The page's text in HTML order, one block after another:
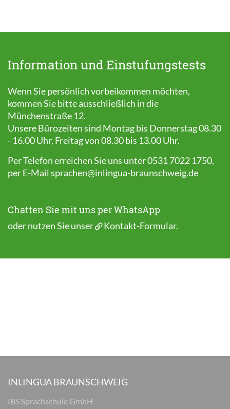
Information und Einstufungstests
Wenn Sie persönlich vorbeikommen möchten,
kommen Sie bitte ausschließlich in die
Münchenstraße 12.
Unsere Bürozeiten sind Montag bis Donnerstag 08.30
- 16.00 Uhr, Freitag von 08.30 bis 13.00 Uhr.
Per Telefon erreichen Sie uns unter 0531 7022 1750,
per E-Mail sprachen@inlingua-braunschweig.de
Chatten Sie mit uns per WhatsApp
oder nutzen Sie unser Kontakt-Formular.
INLINGUA BRAUNSCHWEIG
IBS Sprachschule GmbH